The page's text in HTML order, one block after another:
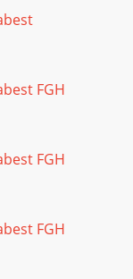
aus.
kein 
sowie
offene
FGH
FGH
FGH